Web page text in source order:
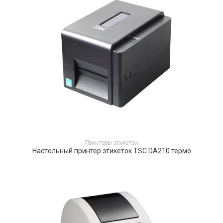
ПОДРОБНЕЕ
Принтеры этикеток
Настольный принтер этикеток TSC DA210 термо